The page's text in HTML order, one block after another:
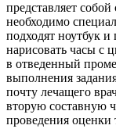
представляет
необходимо
подходят ноутбук
нарисовать часы с
в отведенный
выполнения
почту лечащего
вторую составную
проведения оценки